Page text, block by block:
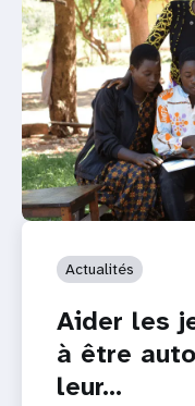
Actualités
Aider les
à être
leur…